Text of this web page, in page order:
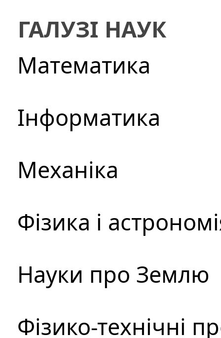
ГАЛУЗІ НАУК
Математика
Інформатика
Механіка
Фізика і
Науки про Землю
Фізико-технічні